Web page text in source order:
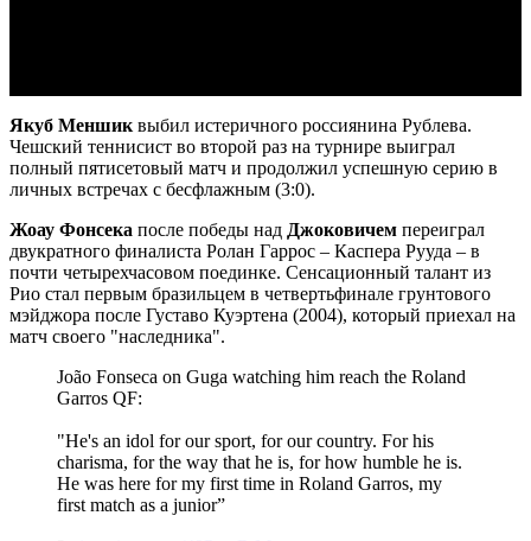
Якуб Меншиквыбил истеричного россиянина Рублева.
Чешский теннисист во второй раз на турнире выиграл
полный пятисетовый матч и продолжил успешную серию в
личных встречах с бесфлажным (3:0).
Жоау Фонсека после победы над Джоковичем переиграл
двукратного финалиста Ролан Гаррос – Каспера Рууда – в
почти четырехчасовом поединке. Сенсационный талант из
Рио стал первым бразильцем в четвертьфинале грунтового
мэйджора после Густаво Куэртена (2004), который приехал на
матч своего "наследника".
João Fonseca on Guga watching him reach the Roland
Garros QF:
"He's an idol for our sport, for our country. For his
charisma, for the way that he is, for how humble he is.
He was here for my first time in Roland Garros, my
first match as a junior”